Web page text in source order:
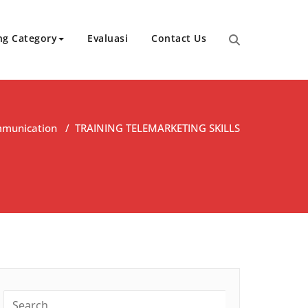
Category Evaluasi Contact Us
/ TRAINING TELEMARKETING SKILLS